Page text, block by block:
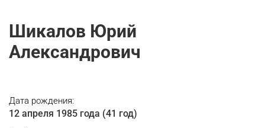
Шикалов Юрий
Александрович
Дата рождения:
12 апреля 1985 года (41 год)